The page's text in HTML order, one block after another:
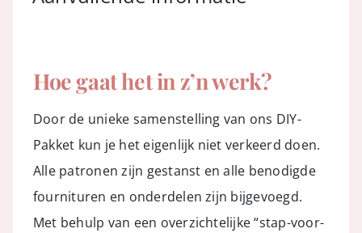
Hoe gaat het in z’n werk?
Door de unieke samenstelling van ons DIY-
Pakket kun je het eigenlijk niet verkeerd doen.
Alle patronen zijn gestanst en alle benodigde
fournituren en onderdelen zijn bijgevoegd.
Met behulp van een overzichtelijke “stap-voor-